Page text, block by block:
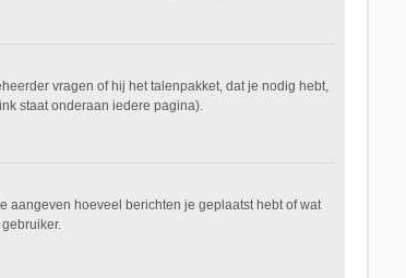
vragen of hij het talenpakket, dat je nodig hebt,
staat onderaan iedere pagina).
aangeven hoeveel berichten je geplaatst hebt of wat